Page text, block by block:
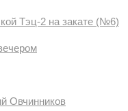
Тэц-2 на закате (№6)
Овчинников